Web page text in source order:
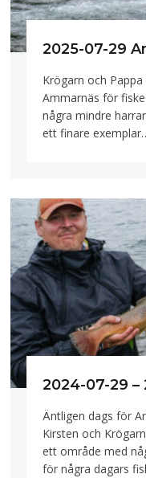
2025-07-29
Krögarn och
Ammarnäs för
några mindre
ett finare
2024-07-29 –
Äntligen dags för
Kirsten och
ett område med
för några dagars